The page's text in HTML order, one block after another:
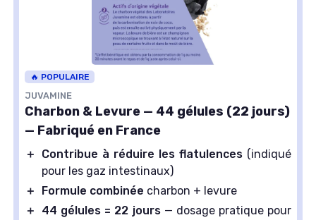
🔥 POPULAIRE
JUVAMINE
Charbon & Levure — 44 gélules (22 jours)
— Fabriqué en France
＋ Contribue à réduire les flatulences (indiqué
pour les gaz intestinaux)
＋
Formule combinée charbon + levure
＋
44 gélules = 22 jours— dosage pratique pour